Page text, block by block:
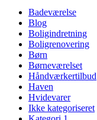
Badeværelse
Blog
Boligindretning
Boligrenovering
Børn
Børneværelset
Håndværkertilbud
Haven
Hvidevarer
Ikke kategoriseret